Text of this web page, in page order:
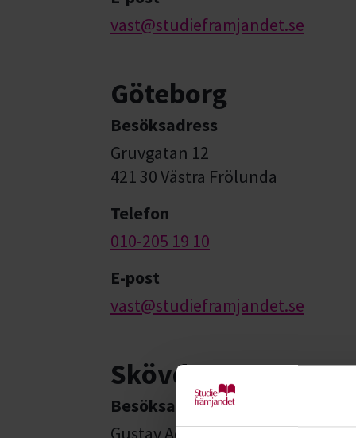
vast@studieframjandet.se
Göteborg
Besöksadress
Gruvgatan 12
421 30 Västra Frölunda
Telefon
010-205 19 10
E-post
vast@studieframjandet.se
Skövde
Besöksadress
Gustav Adolfs gata 45